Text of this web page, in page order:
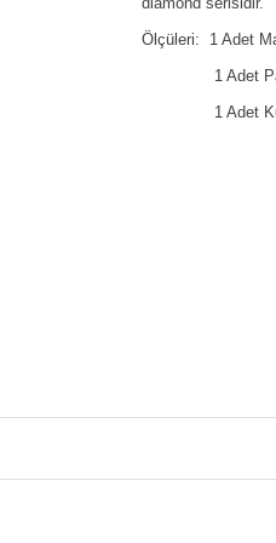
Ölçüleri: 1 Adet
1 Adet